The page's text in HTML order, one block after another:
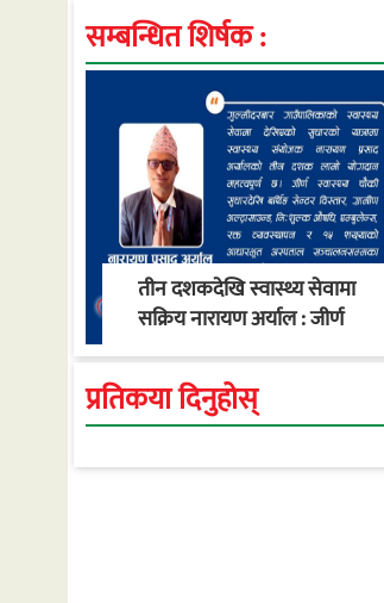
सम्बन्धित शिर्षक :
तीन दशकदेखि स्वास्थ्य सेवामा
सक्रिय नारायण अर्याल : जीर्ण
स्वास्थ्य चौकीदेखि
गाउँपालिकाको स्वास्थ्य
रूपान्तरण सम्म
प्रतिकया दिनुहोस्